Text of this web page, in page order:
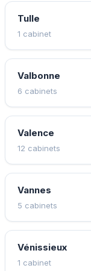
Tulle
1 cabinet
Valbonne
6 cabinets
Valence
12 cabinets
Vannes
5 cabinets
Vénissieux
1 cabinet